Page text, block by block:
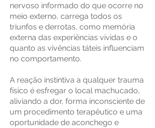
nervoso informado do que ocorre no
meio externo, carrega todos os
triunfos e derrotas, como memória
externa das experiências vividas e o
quanto as vivências táteis influenciam
no comportamento.
A reação instintiva a qualquer trauma
físico é esfregar o local machucado,
aliviando a dor, forma inconsciente de
um procedimento terapêutico e uma
oportunidade de aconchego e